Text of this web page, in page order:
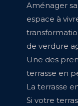
Aménager
espace à
de verdure
Une des
terrasse en
La terrasse
Si votre